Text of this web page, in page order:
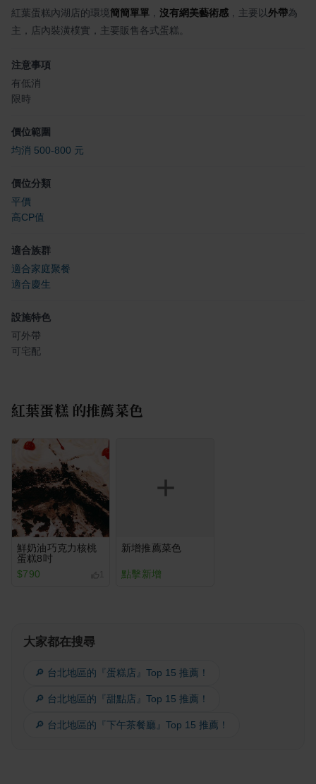
紅葉蛋糕內湖店的環境簡簡單單 ， 沒有網美藝術感 ，主要以外帶為
主，店內裝潢樸實，主要販售各式蛋糕。
注意事項
有低消
限時
價位範圍
均消 500-800 元
價位分類
平價
高CP值
適合族群
適合家庭聚餐
適合慶生
設施特色
可外帶
可宅配
紅葉蛋糕的推薦菜色
鮮奶油巧克力核桃
蛋糕8吋
$790
新增推薦菜色
點擊新增
大家都在搜尋
🔎 台北地區的『蛋糕店』Top 15 推薦！
🔎 台北地區的『甜點店』Top 15 推薦！
🔎 台北地區的『下午茶餐廳』Top 15 推薦！